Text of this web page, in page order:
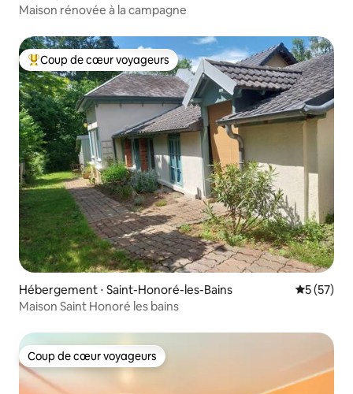
Maison rénovée à la campagne
Coups de cœur voyageurs les plus appréciés
Coup de cœur voyageurs
Hébergement ⋅ Saint-Honoré-les-Bains
5 (57)
Maison Saint Honoré les bains
Coup de cœur voyageurs
Coup de cœur voyageurs